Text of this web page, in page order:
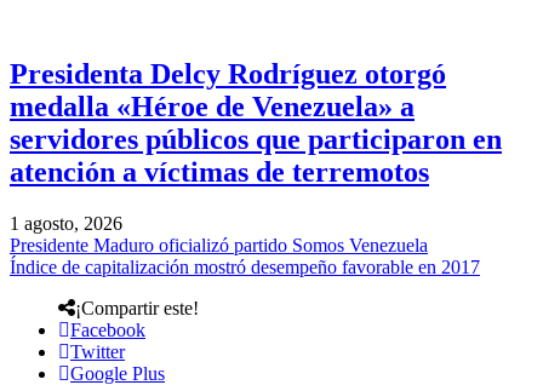
Presidenta Delcy Rodríguez otorgó
medalla «Héroe de Venezuela» a
servidores públicos que participaron en
atención a víctimas de terremotos
1 agosto, 2026
Presidente Maduro oficializó partido Somos Venezuela
Índice de capitalización mostró desempeño favorable en 2017
¡Compartir este!
Facebook
Twitter
Google Plus